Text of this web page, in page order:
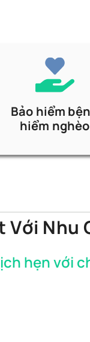
Bảo hiểm
hiểm nghèo
Với Nhu
hẹn với